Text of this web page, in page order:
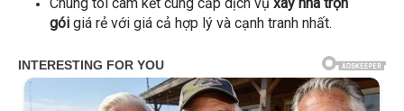
gói giá rẻ với giá cả hợp lý và cạnh tranh nhất.